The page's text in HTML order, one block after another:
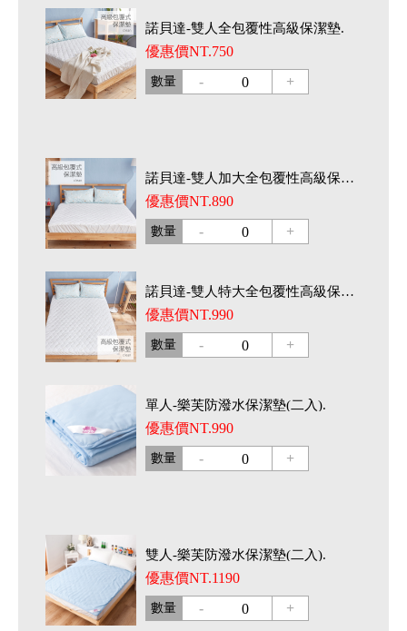
諾貝達-雙人全包覆性高級保潔墊.
優惠價NT.750
數量 - 0 +
諾貝達-雙人加大全包覆性高級保潔墊.
優惠價NT.890
數量 - 0 +
諾貝達-雙人特大全包覆性高級保潔墊.
優惠價NT.990
數量 - 0 +
單人-樂芙防潑水保潔墊(二入).
優惠價NT.990
數量 - 0 +
雙人-樂芙防潑水保潔墊(二入).
優惠價NT.1190
數量 - 0 +